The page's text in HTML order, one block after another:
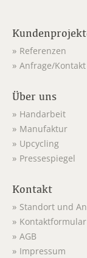
Referenzen
Anfrage/Kontakt
Über uns
Handarbeit
Manufaktur
Upcycling
Pressespiegel
Kontakt
Standort und
Kontaktformular
AGB
Impressum